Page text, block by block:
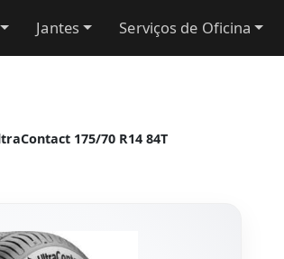
Jantes Serviços de Oficina
175/70 R14 84T